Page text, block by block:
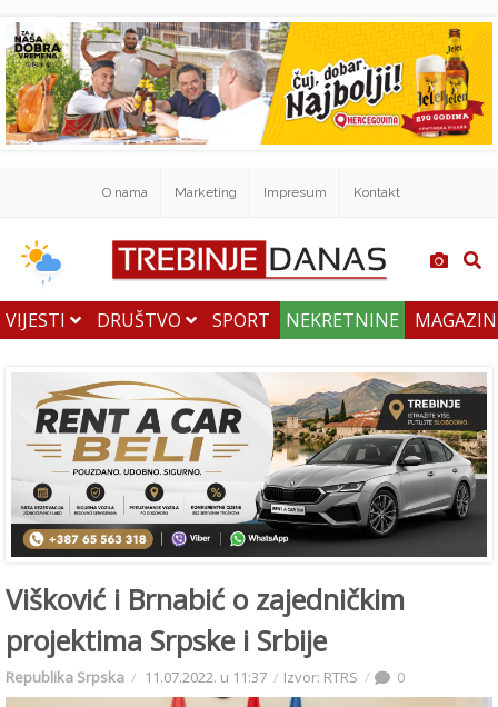
O nama Marketing Impresum Kontakt
VIJESTI DRUŠTVO SPORT NEKRETNINE
Višković i Brnabić o zajedničkim
projektima Srpske i Srbije
Republika Srpska 11.07.2022. u 11:37 Izvor: RTRS 0